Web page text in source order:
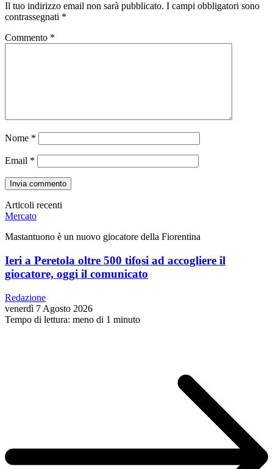
Il tuo indirizzo email non sarà pubblicato. I campi obbligatori sono
contrassegnati *
Commento *
Nome *
Email *
Articoli recenti
Mercato
Mastantuono è un nuovo giocatore della Fiorentina
Ieri a Peretola oltre 500 tifosi ad accogliere il
giocatore, oggi il comunicato
Redazione
venerdì 7 Agosto 2026
Tempo di lettura: meno di 1 minuto